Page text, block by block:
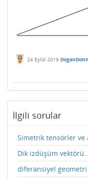
24 Eylül 2019
İlgili sorular
Simetrik tensörler ve
Dik izdüşüm vektörü..
diferansiyel